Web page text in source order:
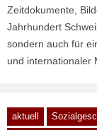
Zeitdokumente,
Jahrhundert
sondern auch für
und internationaler
aktuell